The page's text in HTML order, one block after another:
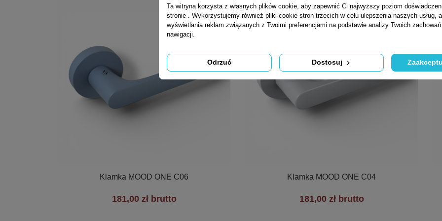
Szybki podgląd
Klamka MOOD ONE C06
181,00 zł brutto
Szybki podgląd
Klamka MOOD ONE C04
181,00 zł brutto
Ta witryna korzysta z własnych plików cookie, aby zapewnić Ci najwyższy poziom
stronie . Wykorzystujemy również pliki cookie stron trzecich w celu ulepszenia naszych usług,
wyświetlania reklam związanych z Twoimi preferencjami na podstawie analizy Twoich
nawigacji.
Odrzuć Dostosuj